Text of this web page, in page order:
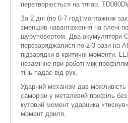
перетворюється на тягар.
За 2 дні (по 6-7 год) монтажник
зменшив навантаження на плечі
шуруповертом. Два акумулятори
перезаряджалися по 2-3 рази на
підзарядки в критичні моменти.
незамінне при роботі між
тінь падає від рук.
Ударний механізм дав
саморізи у металевий профіль без
кутовий момент ударника
момент дриля.